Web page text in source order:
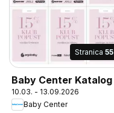
Stranica 55
Baby Center Katalog
10.03. - 13.09.2026
Baby Center